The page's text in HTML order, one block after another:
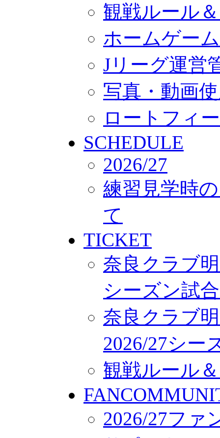
観戦ルール
ホームゲー
Jリーグ運営
写真・動画
ロートフィ
SCHEDULE
2026/27
練習見学時
て
TICKET
奈良クラブ
シーズン試
奈良クラブ
2026/27シー
観戦ルール
2026/27ファ